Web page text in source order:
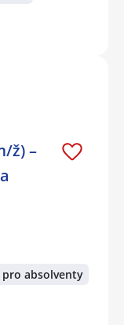
ž) –
absolventy